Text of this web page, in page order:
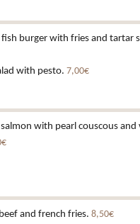
burger with fries and tartar
with pesto. 7,00€
with pearl couscous and
and french fries. 8,50€